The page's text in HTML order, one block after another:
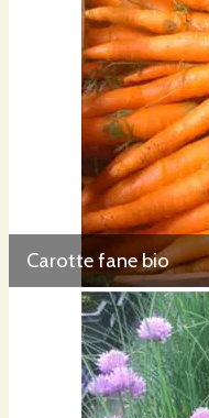
Carotte fane bio